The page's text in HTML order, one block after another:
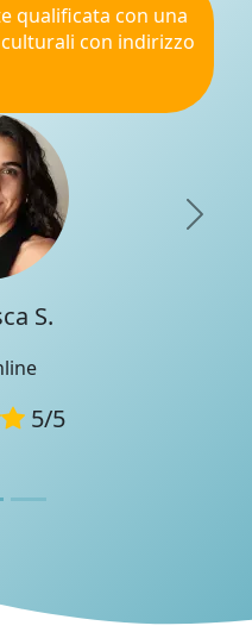
S.
5/5
qualificata con una
con indirizzo
come guida
ottime
organizzative. Si
usando
da un membro del